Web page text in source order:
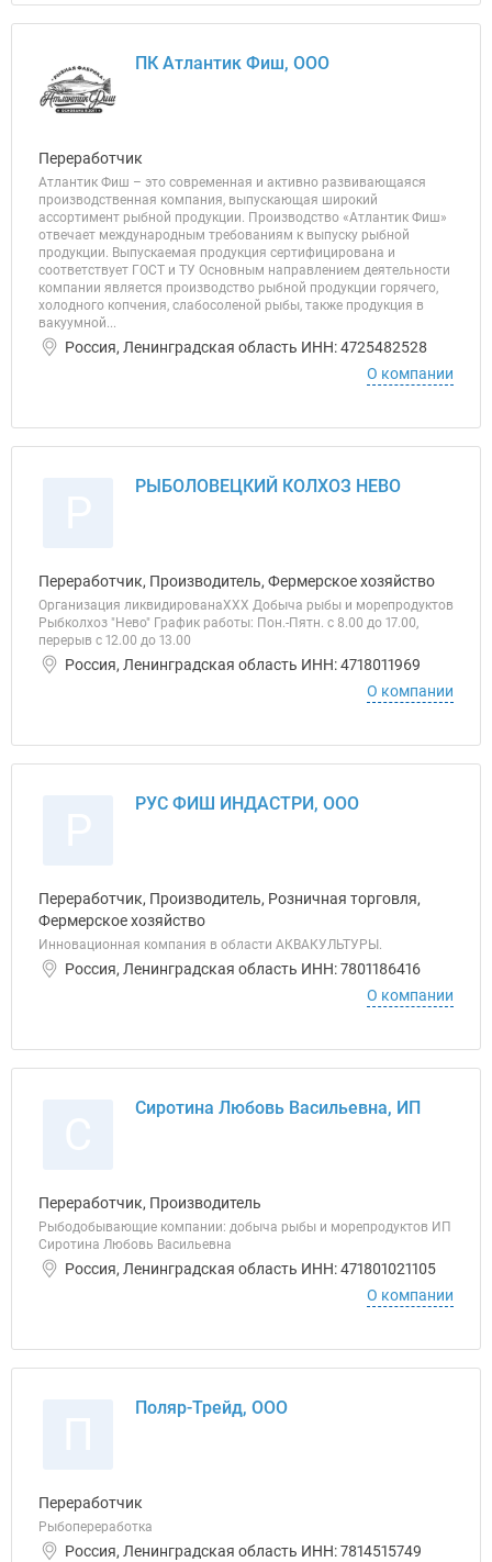
ПК Атлантик Фиш, ООО
Переработчик
Атлантик Фиш – это современная и активно развивающаяся
производственная компания, выпускающая широкий
ассортимент рыбной продукции. Производство «Атлантик Фиш»
отвечает международным требованиям к выпуску рыбной
продукции. Выпускаемая продукция сертифицирована и
соответствует ГОСТ и ТУ Основным направлением деятельности
компании является производство рыбной продукции горячего,
холодного копчения, слабосоленой рыбы, также продукция в
вакуумной...
Россия, Ленинградская область ИНН: 4725482528
О компании
РЫБОЛОВЕЦКИЙ КОЛХОЗ НЕВО
Переработчик, Производитель, Фермерское хозяйство
Организация ликвидированаХХХ Добыча рыбы и морепродуктов
Рыбколхоз "Нево" График работы: Пон.-Пятн. с 8.00 до 17.00,
перерыв с 12.00 до 13.00
Россия, Ленинградская область ИНН: 4718011969
О компании
РУС ФИШ ИНДАСТРИ, ООО
Переработчик, Производитель, Розничная торговля,
Фермерское хозяйство
Инновационная компания в области АКВАКУЛЬТУРЫ.
Россия, Ленинградская область ИНН: 7801186416
О компании
Сиротина Любовь Васильевна, ИП
Переработчик, Производитель
Рыбодобывающие компании: добыча рыбы и морепродуктов ИП
Сиротина Любовь Васильевна
Россия, Ленинградская область ИНН: 471801021105
О компании
Поляр-Трейд, ООО
Переработчик
Рыбопереработка
Россия, Ленинградская область ИНН: 7814515749